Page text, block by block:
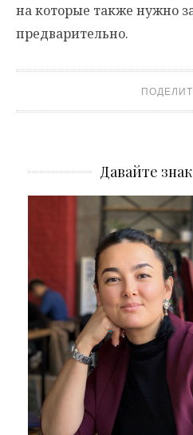
на которые также нужно
предварительно.
Давайте